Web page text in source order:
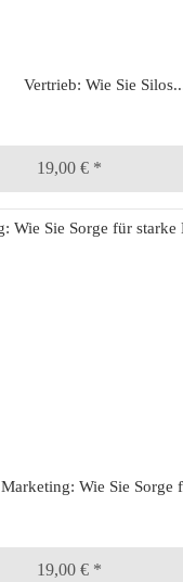
Vertrieb: Wie Sie
19,00 € *
Marketing: Wie Sie Sorge
19,00 € *